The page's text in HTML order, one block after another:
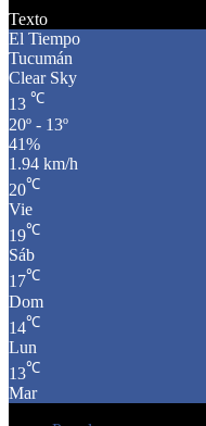
Texto
El Tiempo
Tucumán
Clear Sky
13 ℃
20º - 13º
41%
1.94 km/h
20℃
Vie
19℃
Sáb
17℃
Dom
14℃
Lun
13℃
Mar